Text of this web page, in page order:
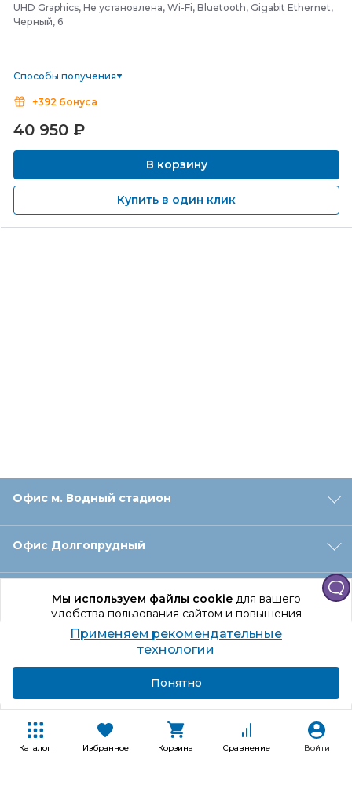
Каталог Избранное Корзина Сравнение Войти
Мы используем файлы cookieдля вашего
удобства пользования сайтом и повышения
качества рекомендаций.
Продолжая использование сайта, вы даете
согласие на обработку персональных данных
UHD Graphics, Не установлена, Wi-Fi, Bluetooth, Gigabit Ethernet,
Черный, 6
Способы получения
+392 бонуса
40 950 ₽
В корзину
Купить в один клик
Офис м. Водный стадион
Офис Долгопрудный
Офис Санкт‑Петербург
Оформление заказа
Покупателям
Применяем рекомендательные
технологии
Понятно